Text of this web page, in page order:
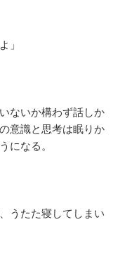
」
ないか構わず話しか
意識と思考は眠りか
になる。
うたた寝してしまい